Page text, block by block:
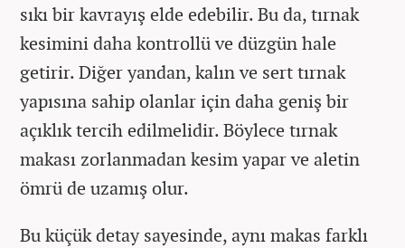
sıkı bir kavrayış elde edebilir. Bu da, tırnak
kesimini daha kontrollü ve düzgün hale
getirir. Diğer yandan, kalın ve sert tırnak
yapısına sahip olanlar için daha geniş bir
açıklık tercih edilmelidir. Böylece tırnak
makası zorlanmadan kesim yapar ve aletin
ömrü de uzamış olur.
Bu küçük detay sayesinde, aynı makas farklı